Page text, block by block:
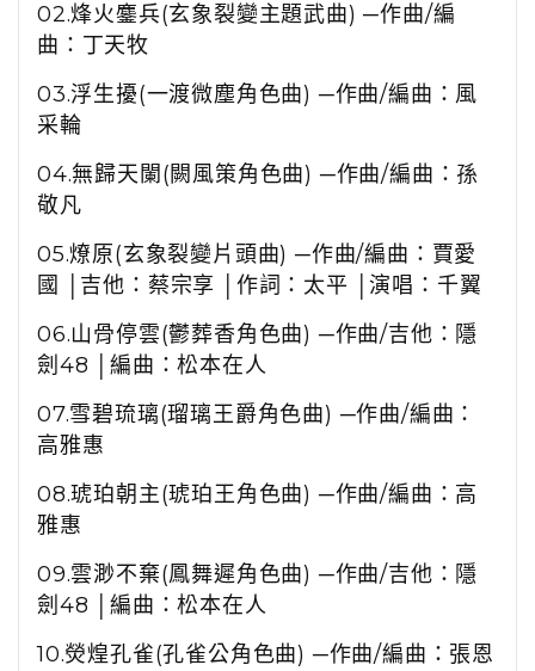
02.烽火鏖兵(玄象裂變主題武曲)─作曲/編
曲：丁天牧
03.浮生擾(一渡微塵角色曲) ─作曲/編曲：風
采輪
04.無歸天闌(闕風策角色曲) ─作曲/編曲：孫
敬凡
05.燎原(玄象裂變片頭曲)─作曲/編曲：賈愛
國 │吉他：蔡宗享 │作詞：太平 │演唱：千翼
06.山骨停雲(鬱葬香角色曲) ─作曲/吉他：隱
劍 48 │編曲：松本在人
07.雪碧琉璃(瑠璃王爵角色曲) ─作曲/編曲：
高雅惠
08.琥珀朝主(琥珀王角色曲) ─作曲/編曲：高
雅惠
09.雲渺不棄(鳳舞遲角色曲) ─作曲/吉他：隱
劍 48 │編曲：松本在人
10.熒煌孔雀(孔雀公角色曲) ─作曲/編曲：張恩